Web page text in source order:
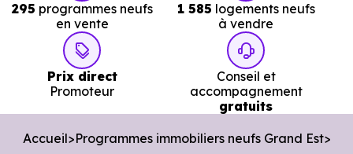
pied.
295 programmes neufs
en vente
1 585 logements neufs
à vendre
Prix direct
Promoteur
Conseil et
accompagnement
gratuits
Accueil Programmes immobiliers neufs Grand Est